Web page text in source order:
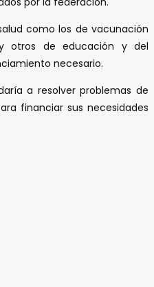
como los de vacunación
otros de educación y del
necesario.
a resolver problemas de
financiar sus necesidades